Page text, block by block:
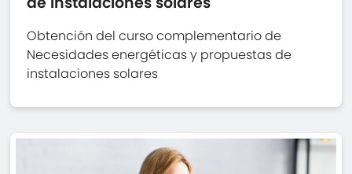
Obtención del curso complementario de
Necesidades energéticas y propuestas de
instalaciones solares